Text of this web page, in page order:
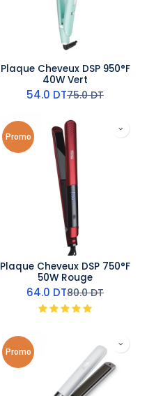
Plaque Cheveux DSP 950°F
40W Vert
54.0 DT75.0DT
Promo
Plaque Cheveux DSP 750°F
50W Rouge
64.0 DT80.0DT
Promo